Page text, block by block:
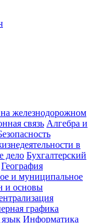
на железнодорожном
связь Алгебра и
в
дело Бухгалтерский
География
и муниципальное
и основы
графика
Информатика